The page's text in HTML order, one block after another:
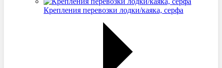
Крепления перевозки лодки/каяка, серфа